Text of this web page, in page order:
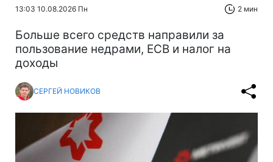
13:03 10.08.2026 Пн 2 мин
Больше всего средств направили за
пользование недрами, ЕСВ и налог на
доходы
СЕРГЕЙ НОВИКОВ